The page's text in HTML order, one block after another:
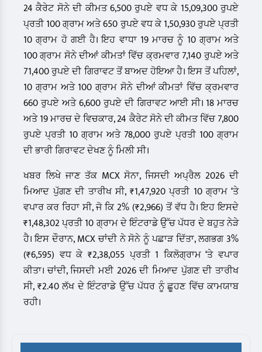
24 ਕੈਰੇਟ ਸੋਨੇ ਦੀ ਕੀਮਤ 6,500 ਰੁਪਏ ਵਧ ਕੇ 15,09,300 ਰੁਪਏ
ਪ੍ਰਤੀ 100 ਗ੍ਰਾਮ ਅਤੇ 650 ਰੁਪਏ ਵਧ ਕੇ 1,50,930 ਰੁਪਏ ਪ੍ਰਤੀ
10 ਗ੍ਰਾਮ ਹੋ ਗਈ ਹੈ। ਇਹ ਵਾਧਾ 19 ਮਾਰਚ ਨੂੰ 10 ਗ੍ਰਾਮ ਅਤੇ
100 ਗ੍ਰਾਮ ਸੋਨੇ ਦੀਆਂ ਕੀਮਤਾਂ ਵਿੱਚ ਕ੍ਰਮਵਾਰ 7,140 ਰੁਪਏ ਅਤੇ
71,400 ਰੁਪਏ ਦੀ ਗਿਰਾਵਟ ਤੋਂ ਬਾਅਦ ਹੋਇਆ ਹੈ। ਇਸ ਤੋਂ ਪਹਿਲਾਂ,
10 ਗ੍ਰਾਮ ਅਤੇ 100 ਗ੍ਰਾਮ ਸੋਨੇ ਦੀਆਂ ਕੀਮਤਾਂ ਵਿੱਚ ਕ੍ਰਮਵਾਰ
660 ਰੁਪਏ ਅਤੇ 6,600 ਰੁਪਏ ਦੀ ਗਿਰਾਵਟ ਆਈ ਸੀ। 18 ਮਾਰਚ
ਅਤੇ 19 ਮਾਰਚ ਦੇ ਵਿਚਕਾਰ, 24 ਕੈਰੇਟ ਸੋਨੇ ਦੀ ਕੀਮਤ ਵਿੱਚ 7,800
ਰੁਪਏ ਪ੍ਰਤੀ 10 ਗ੍ਰਾਮ ਅਤੇ 78,000 ਰੁਪਏ ਪ੍ਰਤੀ 100 ਗ੍ਰਾਮ
ਦੀ ਭਾਰੀ ਗਿਰਾਵਟ ਦੇਖਣ ਨੂੰ ਮਿਲੀ ਸੀ।
ਖਬਰ ਲਿਖੇ ਜਾਣ ਤੱਕ MCX ਸੋਨਾ, ਜਿਸਦੀ ਅਪ੍ਰੈਲ 2026 ਦੀ
ਮਿਆਦ ਪੁੱਗਣ ਦੀ ਤਾਰੀਖ ਸੀ, ₹1,47,920 ਪ੍ਰਤੀ 10 ਗ੍ਰਾਮ ‘ਤੇ
ਵਪਾਰ ਕਰ ਰਿਹਾ ਸੀ, ਜੋ ਕਿ 2% (₹2,966) ਤੋਂ ਵੱਧ ਹੈ। ਇਹ ਇਸਦੇ
₹1,48,302 ਪ੍ਰਤੀ 10 ਗ੍ਰਾਮ ਦੇ ਇੰਟਰਾਡੇ ਉੱਚ ਪੱਧਰ ਦੇ ਬਹੁਤ ਨੇੜੇ
ਹੈ। ਇਸ ਦੌਰਾਨ, MCX ਚਾਂਦੀ ਨੇ ਸੋਨੇ ਨੂੰ ਪਛਾੜ ਦਿੱਤਾ, ਲਗਭਗ 3%
(₹6,595) ਵਧ ਕੇ ₹2,38,055 ਪ੍ਰਤੀ 1 ਕਿਲੋਗ੍ਰਾਮ ‘ਤੇ ਵਪਾਰ
ਕੀਤਾ। ਚਾਂਦੀ, ਜਿਸਦੀ ਮਈ 2026 ਦੀ ਮਿਆਦ ਪੁੱਗਣ ਦੀ ਤਾਰੀਖ
ਸੀ, ₹2.40 ਲੱਖ ਦੇ ਇੰਟਰਾਡੇ ਉੱਚ ਪੱਧਰ ਨੂੰ ਛੂਹਣ ਵਿੱਚ ਕਾਮਯਾਬ
ਰਹੀ।